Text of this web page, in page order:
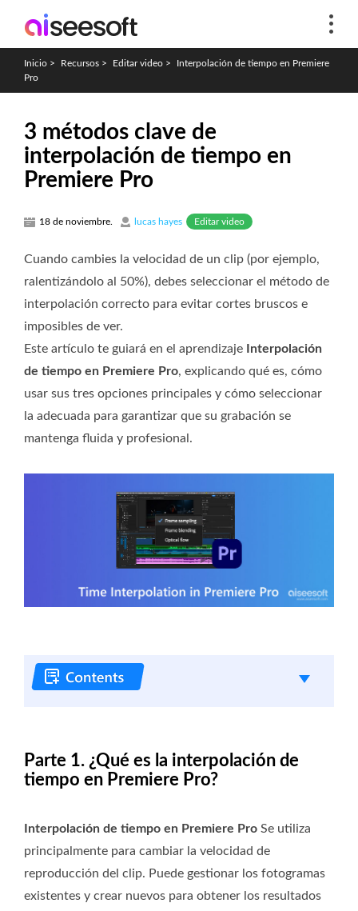
Inicio > Recursos > Editar video >
Interpolación de tiempo en Premiere
Pro
3 métodos clave de
interpolación de tiempo en
Premiere Pro
18 de noviembre. lucas hayes Editar video
Cuando cambies la velocidad de un clip (por ejemplo,
ralentizándolo al 50%), debes seleccionar el método de
interpolación correcto para evitar cortes bruscos e
imposibles de ver.
Este artículo te guiará en el aprendizaje
Interpolación
de tiempo en Premiere Pro, explicando qué es, cómo
usar sus tres opciones principales y cómo seleccionar
la adecuada para garantizar que su grabación se
mantenga fluida y profesional.
Parte 1. ¿Qué es la interpolación de
tiempo en Premiere Pro?
Interpolación de tiempo en Premiere Pro Se utiliza
principalmente para cambiar la velocidad de
reproducción del clip. Puede gestionar los fotogramas
existentes y crear nuevos para obtener los resultados